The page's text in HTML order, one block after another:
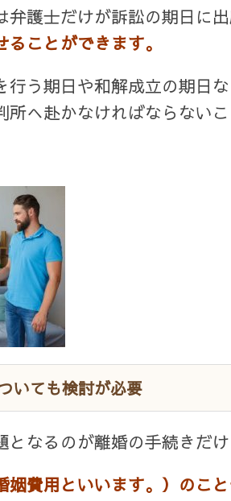
護士だけが訴訟の期日に
ことができます。
行う期日や和解成立の期日
へ赴かなければならないこ
いても検討が必要
なるのが離婚の手続きだけ
姻費用といいます。）のこ